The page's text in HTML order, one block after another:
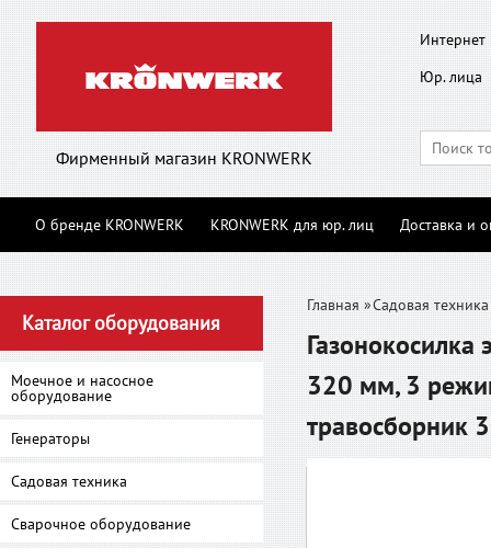
Фирменный магазин KRONWERK
Интернет
Юр. лица
О бренде KRONWERK KRONWERK для юр. лиц Доставка и
Каталог оборудования
Моечное и насосное
оборудование
Генераторы
Садовая техника
Сварочное оборудование
Главная »Садовая техника
Газонокосилка
320 мм, 3
травосборник